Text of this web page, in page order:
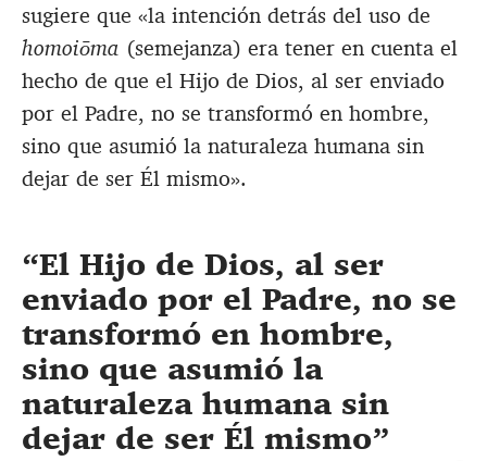
sugiere que «la intención detrás del uso de
homoiōma (semejanza) era tener en cuenta el
hecho de que el Hijo de Dios, al ser enviado
por el Padre, no se transformó en hombre,
sino que asumió la naturaleza humana sin
dejar de ser Él mismo».
El Hijo de Dios, al ser
enviado por el Padre, no se
transformó en hombre,
sino que asumió la
naturaleza humana sin
dejar de ser Él mismo